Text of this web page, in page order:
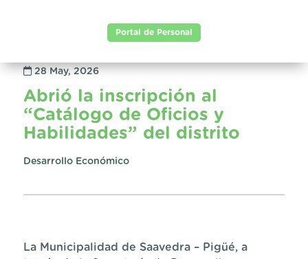
Portal de Personal
28 May, 2026
Abrió la inscripción al
“Catálogo de Oficios y
Habilidades” del distrito
Desarrollo Económico
La Municipalidad de Saavedra – Pigüé, a